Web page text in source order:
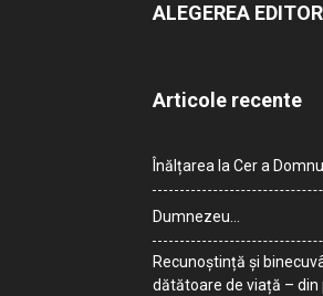
ALEGEREA
Articole recente
Înălțarea la Cer a
Dumnezeu…
Recunoștință și
dătătoare de viață –